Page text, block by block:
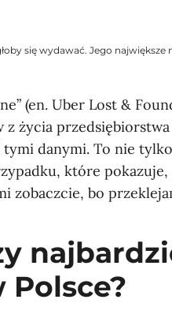
się wydawać. Jego największe
(en. Uber Lost &
życia
danymi. To nie
które pokazuje,
zobaczcie, bo
Polsce?